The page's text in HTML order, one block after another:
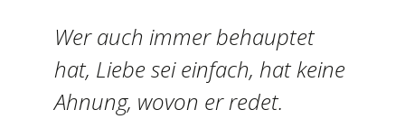
Wer auch immer behauptet
hat, Liebe sei einfach, hat keine
Ahnung, wovon er redet.